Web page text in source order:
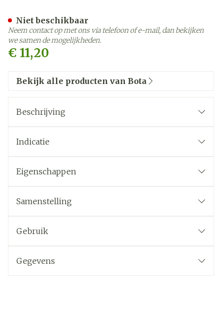
€ 11,20
Niet beschikbaar
Neem contact op met ons via telefoon of e-mail, dan bekijken
we samen de mogelijkheden.
Bekijk alle producten van Bota
Beschrijving
Indicatie
Eigenschappen
Samenstelling
Gebruik
Gegevens